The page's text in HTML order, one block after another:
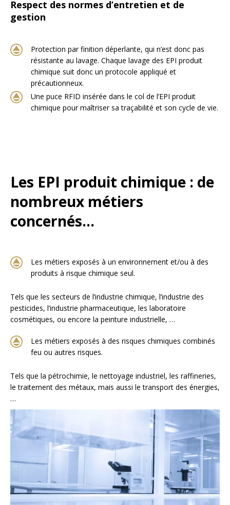
Respect des normes d’entretien et de
gestion
Protection par finition déperlante, qui n’est donc pas
résistante au lavage. Chaque lavage des EPI produit
chimique suit donc un protocole appliqué et
précautionneux.
Une puce RFID insérée dans le col de l’EPI produit
chimique pour maîtriser sa traçabilité et son cycle de vie.
Les EPI produit chimique : de
nombreux métiers
concernés…
Les métiers exposés à un environnement et/ou à des
produits à risque chimique seul.
Tels que les secteurs de l’industrie chimique, l’industrie des
pesticides, l’industrie pharmaceutique, les laboratoire
cosmétiques, ou encore la peinture industrielle, …
Les métiers exposés à des risques chimiques combinés
feu ou autres risques.
Tels que la pétrochimie, le nettoyage industriel, les raffineries,
le traitement des métaux, mais aussi le transport des énergies,
…